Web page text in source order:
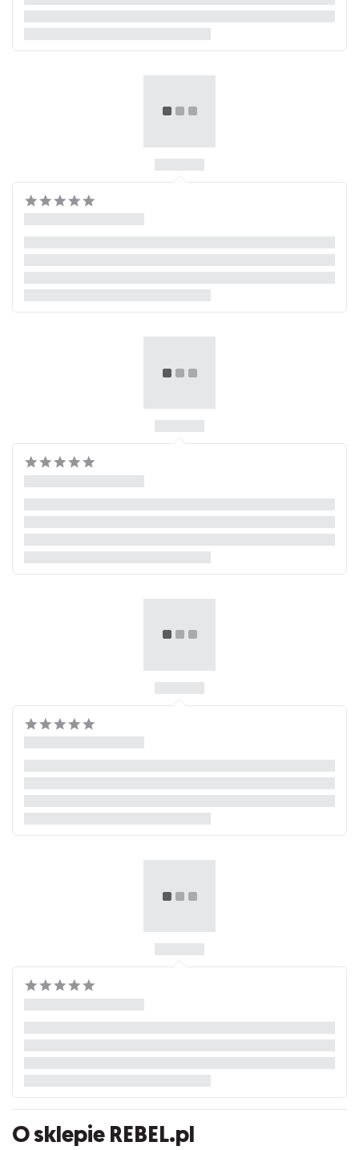
O sklepie REBEL.pl